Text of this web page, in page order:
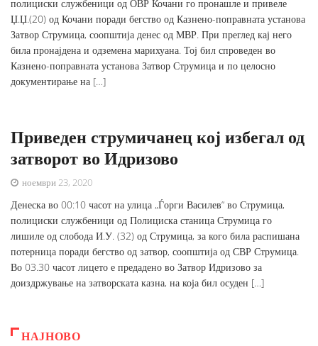
полициски службеници од ОВР Кочани го пронашле и привеле
Џ.Џ.(20) од Кочани поради бегство од Казнено-поправната установа
Затвор Струмица, соопштија денес од МВР. При преглед кај него
била пронајдена и одземена марихуана. Тој бил спроведен во
Казнено-поправната установа Затвор Струмица и по целосно
документирање на […]
Приведен струмичанец кој избегал од
затворот во Идризово
ноември 23, 2020
Денеска во 00:10 часот на улица „Ѓорги Василев“ во Струмица,
полициски службеници од Полициска станица Струмица го
лишиле од слобода И.У. (32) од Струмица, за кого била распишана
потерница поради бегство од затвор, соопштија од СВР Струмица.
Во 03.30 часот лицето е предадено во Затвор Идризово за
доиздржување на затворската казна, на која бил осуден […]
НАЈНОВО